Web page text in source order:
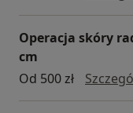
Operacja skóry
cm
Od 500 zł